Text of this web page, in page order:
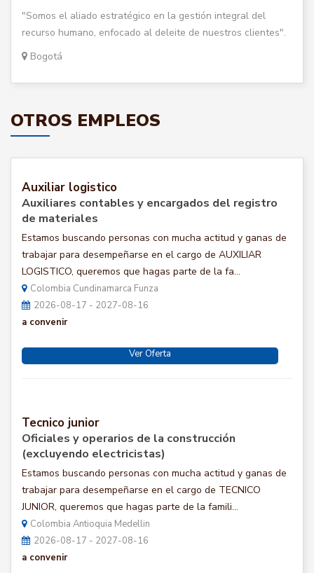
"Somos el aliado estratégico en la gestión integral del
recurso humano, enfocado al deleite de nuestros clientes".
Bogotá
OTROS EMPLEOS
Auxiliar logistico
Auxiliares contables y encargados del registro
de materiales
Estamos buscando personas con mucha actitud y ganas de
trabajar para desempeñarse en el cargo de AUXILIAR
LOGISTICO, queremos que hagas parte de la fa...
Colombia Cundinamarca Funza
2026-08-17 - 2027-08-16
a convenir
Ver Oferta
Tecnico junior
Oficiales y operarios de la construcción
(excluyendo electricistas)
Estamos buscando personas con mucha actitud y ganas de
trabajar para desempeñarse en el cargo de TECNICO
JUNIOR, queremos que hagas parte de la famili...
Colombia Antioquia Medellin
2026-08-17 - 2027-08-16
a convenir